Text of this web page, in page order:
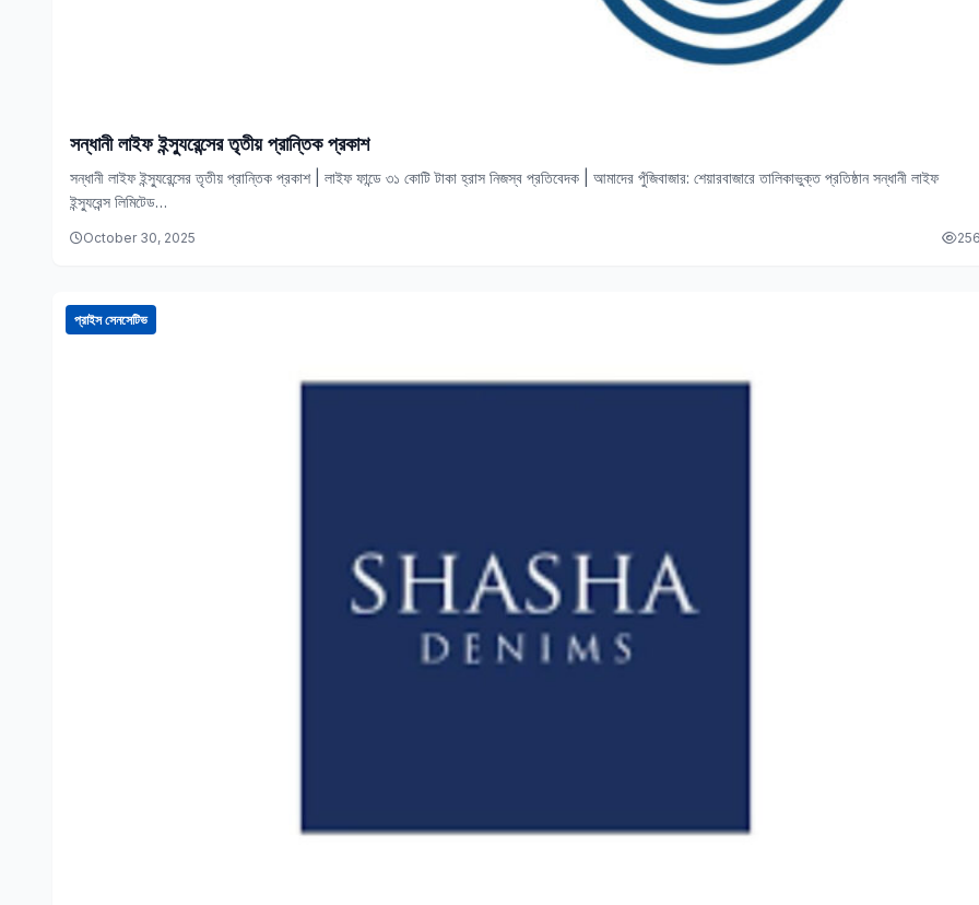
সন্ধানী লাইফ ইন্স্যুরেন্সের তৃতীয় প্রান্তিক প্রকাশ
সন্ধানী লাইফ ইন্স্যুরেন্সের তৃতীয় প্রান্তিক প্রকাশ | লাইফ ফান্ডে ৩১ কোটি টাকা হ্রাস নিজস্ব প্রতিবেদক | আমাদের পুঁজিবাজার: শেয়ারবাজারে তালিকাভুক্ত প্রতিষ্ঠান সন্ধানী লাইফ
ইন্স্যুরেন্স লিমিটেড…
October 30, 2025
প্রাইস সেনসেটিভ